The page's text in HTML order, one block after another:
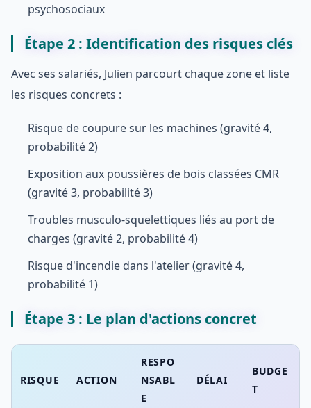
psychosociaux
Étape 2 : Identification des risques clés
Avec ses salariés, Julien parcourt chaque zone et liste
les risques concrets :
Risque de coupure sur les machines (gravité 4,
probabilité 2)
Exposition aux poussières de bois classées CMR
(gravité 3, probabilité 3)
Troubles musculo-squelettiques liés au port de
charges (gravité 2, probabilité 4)
Risque d'incendie dans l'atelier (gravité 4,
probabilité 1)
Étape 3 : Le plan d'actions concret
RISQUE ACTION
RESPO
NSABL
E
DÉLAI
BUDGE
T